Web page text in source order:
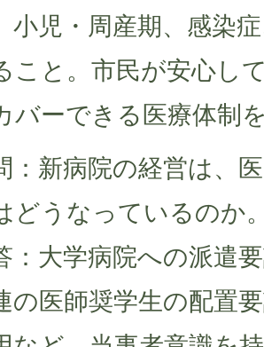
小児・周産期、感染
こと。市民が安心し
バーできる医療体制
：新病院の経営は、
どうなっているのか
：大学病院への派遣
の医師奨学生の配置